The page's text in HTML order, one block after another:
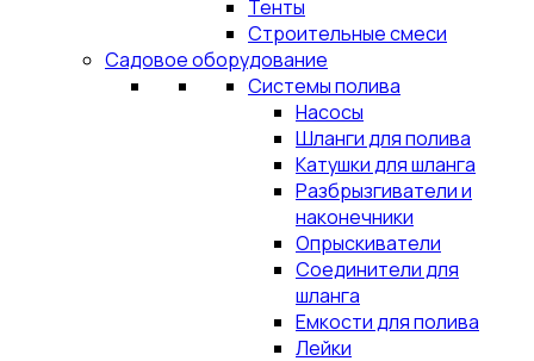
Тенты
Строительные смеси
Садовое оборудование
Системы полива
Насосы
Шланги для полива
Катушки для шланга
Разбрызгиватели и
наконечники
Опрыскиватели
Соединители для
шланга
Емкости для полива
Лейки